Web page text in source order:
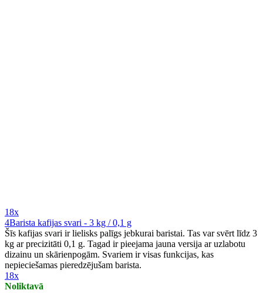
18x
4Barista kafijas svari - 3 kg / 0,1 g
Šīs kafijas svari ir lielisks palīgs jebkurai baristai. Tas var svērt līdz 3
kg ar precizitāti 0,1 g. Tagad ir pieejama jauna versija ar uzlabotu
dizainu un skārienpogām. Svariem ir visas funkcijas, kas
nepieciešamas pieredzējušam barista.
18x
Noliktavā